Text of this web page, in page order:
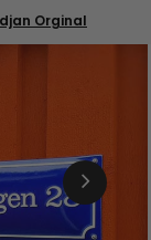
Orginal